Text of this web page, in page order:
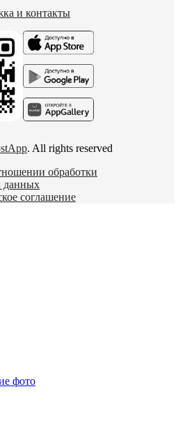
и контакты
. All rights reserved
обработки
данных
соглашение
фото